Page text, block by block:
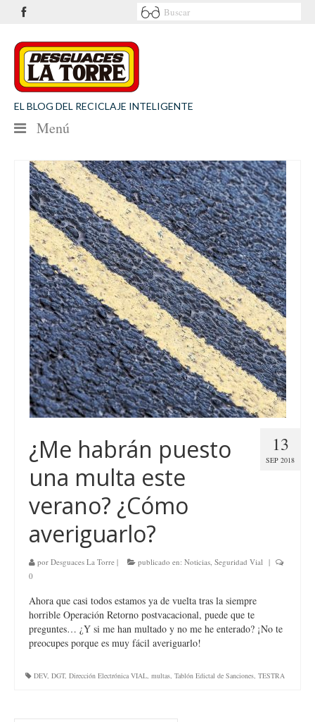
EL BLOG DEL RECICLAJE INTELIGENTE
Menú
NOTICIAS
SEGURIDAD VIAL
MEDIO AMBIENTE
PATROCINIOS
CONTACTO
Desguaces La Torre
13
SEP 2018
¿Me habrán puesto
una multa este
verano? ¿Cómo
averiguarlo?
por Desguaces La Torre | publicado en: Noticias, Seguridad Vial |
0
Ahora que casi todos estamos ya de vuelta tras la siempre
horrible Operación Retorno postvacacional, puede que te
preguntes… ¿Y si me han multado y no me he enterado? ¡No te
preocupes porque es muy fácil averiguarlo!
DEV, DGT, Dirección Electrónica VIAL, multas, Tablón Edictal de Sanciones, TESTRA